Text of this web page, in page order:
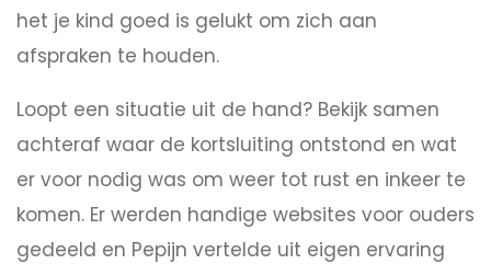
het je kind goed is gelukt om zich aan
afspraken te houden.
Loopt een situatie uit de hand? Bekijk samen
achteraf waar de kortsluiting ontstond en wat
er voor nodig was om weer tot rust en inkeer te
komen. Er werden handige websites voor ouders
gedeeld en Pepijn vertelde uit eigen ervaring